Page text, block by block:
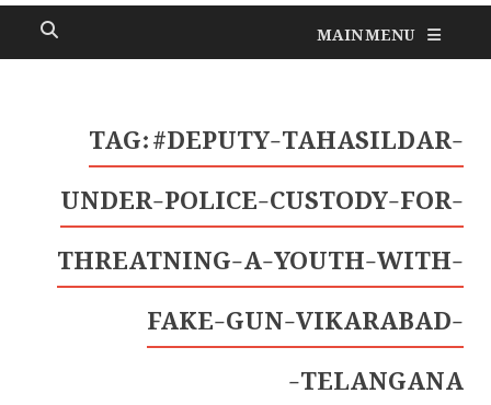
MAIN MENU
TAG:#DEPUTY-TAHASILDAR-
UNDER-POLICE-CUSTODY-FOR-
THREATNING-A-YOUTH-WITH-
FAKE-GUN-VIKARABAD-
TELANGANA-